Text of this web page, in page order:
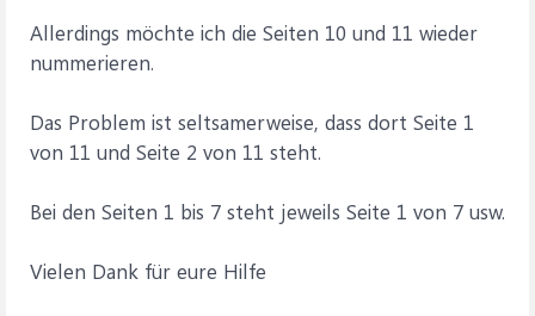
Allerdings möchte ich die Seiten 10 und 11 wieder
nummerieren.
Das Problem ist seltsamerweise, dass dort Seite 1
von 11 und Seite 2 von 11 steht.
Bei den Seiten 1 bis 7 steht jeweils Seite 1 von 7 usw.
Vielen Dank für eure Hilfe